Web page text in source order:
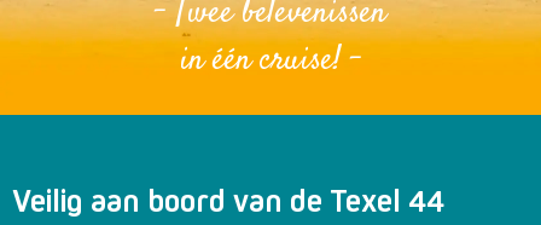
- Twee belevenissen
in één cruise! -
Veilig aan boord van de Texel 44